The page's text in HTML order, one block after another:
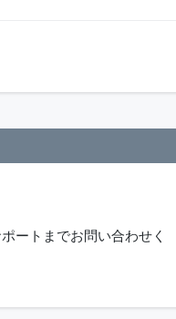
ートまでお問い合わせく